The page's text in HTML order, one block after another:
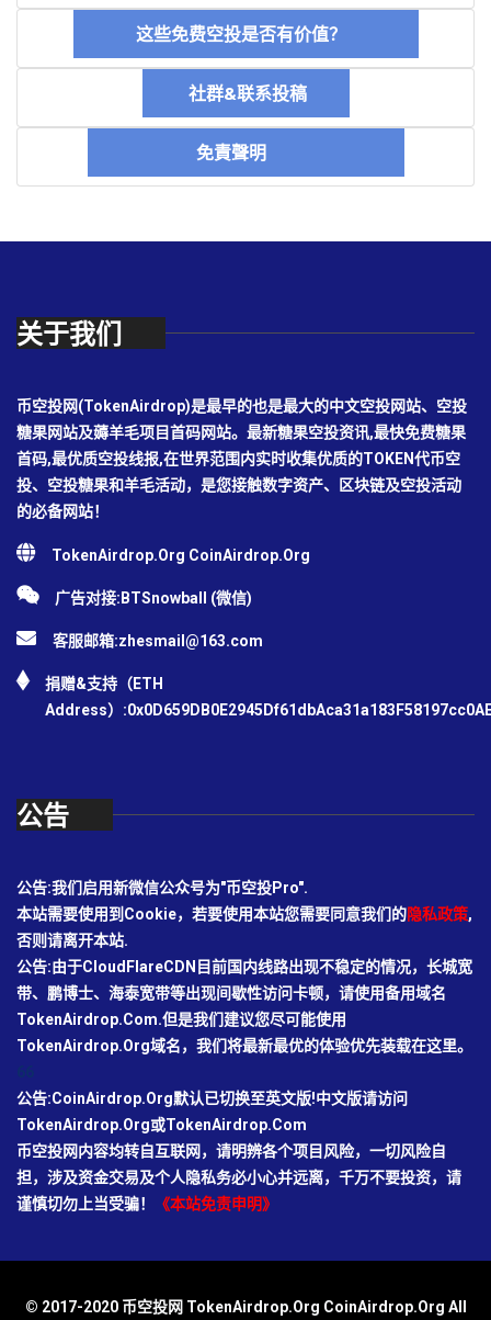
这些免费空投是否有价值？
社群&联系投稿
免責聲明
关于我们
币空投网(TokenAirdrop)是最早的也是最大的中文空投网站、空投
糖果网站及薅羊毛项目首码网站。最新糖果空投资讯,最快免费糖果
首码,最优质空投线报,在世界范围内实时收集优质的TOKEN代币空
投、空投糖果和羊毛活动，是您接触数字资产、区块链及空投活动
的必备网站！
TokenAirdrop.Org CoinAirdrop.Org
广告对接:BTSnowball (微信)
客服邮箱:zhesmail@163.com
捐赠&支持（ETH
Address）
公告
公告:我们启用新微信公众号为"币空投Pro".
本站需要使用到Cookie，若要使用本站您需要同意我们的隐私政策,
否则请离开本站.
公告:由于CloudFlareCDN目前国内线路出现不稳定的情况，长城宽
带、鹏博士、海泰宽带等出现间歇性访问卡顿，请使用备用域名
TokenAirdrop.Com.但是我们建议您尽可能使用
TokenAirdrop.Org域名，我们将最新最优的体验优先装载在这里。
公告:CoinAirdrop.Org默认已切换至英文版!中文版请访问
TokenAirdrop.Org或TokenAirdrop.Com
币空投网内容均转自互联网，请明辨各个项目风险，一切风险自
担，涉及资金交易及个人隐私务必小心并远离，千万不要投资，请
谨慎切勿上当受骗！
《本站免责申明》
© 2017-2020 币空投网 TokenAirdrop.Org CoinAirdrop.Org All